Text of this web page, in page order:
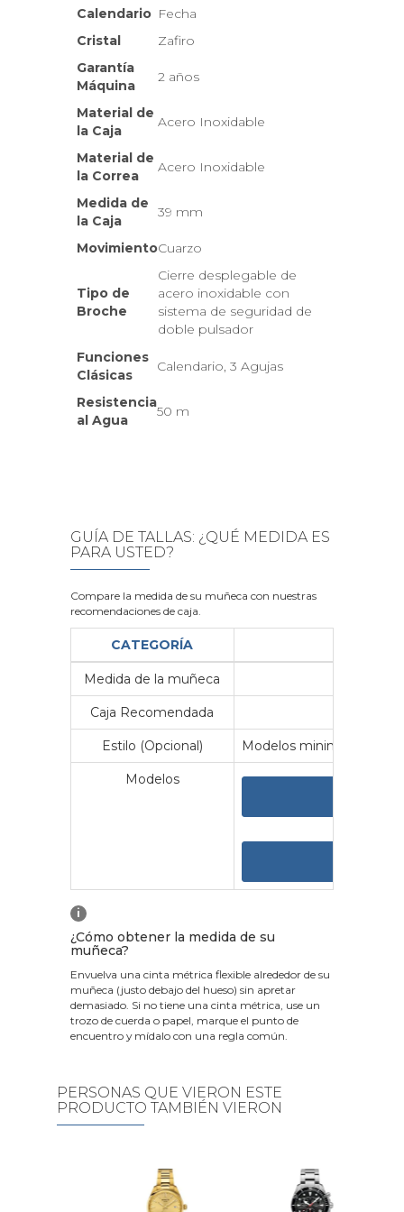
Calendario Fecha
Cristal
Zafiro
Garantía
Máquina
2 años
Material de
la Caja
Acero Inoxidable
Material de
la Correa
Acero Inoxidable
Medida de
la Caja
39 mm
MovimientoCuarzo
Tipo de
Broche
Cierre desplegable de
acero inoxidable con
sistema de seguridad de
doble pulsador
Funciones
Clásicas
Calendario, 3 Agujas
Resistencia
al Agua
50 m
GUÍA DE TALLAS: ¿QUÉ MEDIDA ES
PARA USTED?
Compare la medida de su muñeca con nuestras
recomendaciones de caja.
CATEGORÍA
Medida de la muñeca
Caja Recomendada
Estilo (Opcional) Modelos minimalistas y
Modelos
i
¿Cómo obtener la medida de su
muñeca?
Envuelva una cinta métrica flexible alrededor de su
muñeca (justo debajo del hueso) sin apretar
demasiado. Si no tiene una cinta métrica, use un
trozo de cuerda o papel, marque el punto de
encuentro y mídalo con una regla común.
PERSONAS QUE VIERON ESTE
PRODUCTO TAMBIÉN VIERON